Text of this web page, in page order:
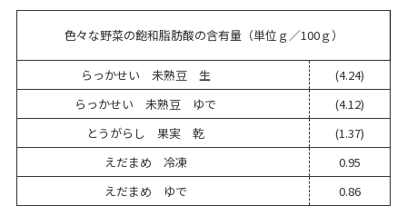
色々な野菜の飽和脂肪酸の含有量（単位ｇ／100ｇ）
らっかせい 未熟豆 生
(4.24)
らっかせい 未熟豆 ゆで
(4.12)
とうがらし 果実 乾
(1.37)
えだまめ 冷凍
0.95
えだまめ ゆで
0.86